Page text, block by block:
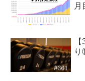
月